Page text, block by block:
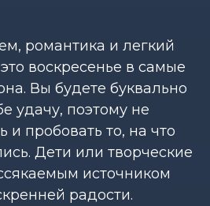
романтика и легкий
воскресенье в самые
Вы будете буквально
удачу, поэтому не
и пробовать то, на что
Дети или творческие
источником
радости.